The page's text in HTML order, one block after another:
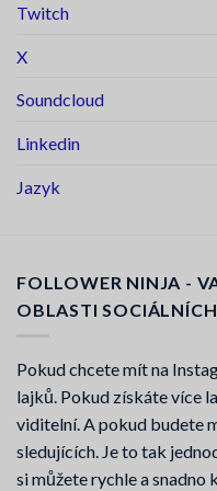
Twitch
X
Soundcloud
Linkedin
Jazyk
FOLLOWER NINJA -
OBLASTI
Pokud chcete mít na
lajků. Pokud získáte více
viditelní. A pokud budete
sledujících. Je to tak
si můžete rychle a snadno